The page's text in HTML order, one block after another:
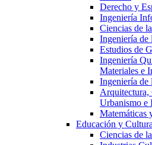
Derecho y
Ingeniería
Ciencias de
Ingeniería de
Estudios de
Ingeniería
Materiales e
Ingeniería de
Urbanismo e
Matemáticas
Educación y Cultura
Ciencias de